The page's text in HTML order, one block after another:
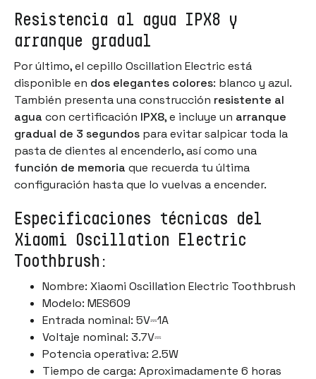
Resistencia al agua IPX8 y
arranque gradual
Por último, el cepillo Oscillation Electric está
disponible en dos elegantes colores: blanco y azul.
También presenta una construcción resistente al
agua con certificación IPX8, e incluye un arranque
gradual de 3 segundos para evitar salpicar toda la
pasta de dientes al encenderlo, así como una
función de memoria que recuerda tu última
configuración hasta que lo vuelvas a encender.
Especificaciones técnicas del
Xiaomi Oscillation Electric
Toothbrush:
Nombre: Xiaomi Oscillation Electric Toothbrush
Modelo: MES609
Entrada nominal: 5V⎓1A
Voltaje nominal: 3.7V⎓
Potencia operativa: 2.5W
Tiempo de carga: Aproximadamente 6 horas